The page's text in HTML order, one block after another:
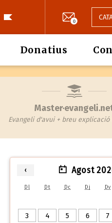
0
Donatius
Evangeli d'avui + breu
‹ Agost
Dl Dt Dc Dj Dv
3
4 5 6 7